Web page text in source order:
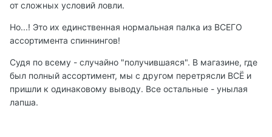
от сложных условий ловли.
Но...! Это их единственная нормальная палка из ВСЕГО
ассортимента спиннингов!
Судя по всему - случайно "получившаяся". В магазине, где
был полный ассортимент, мы с другом перетрясли ВСЁ и
пришли к одинаковому выводу. Все остальные - унылая
лапша.